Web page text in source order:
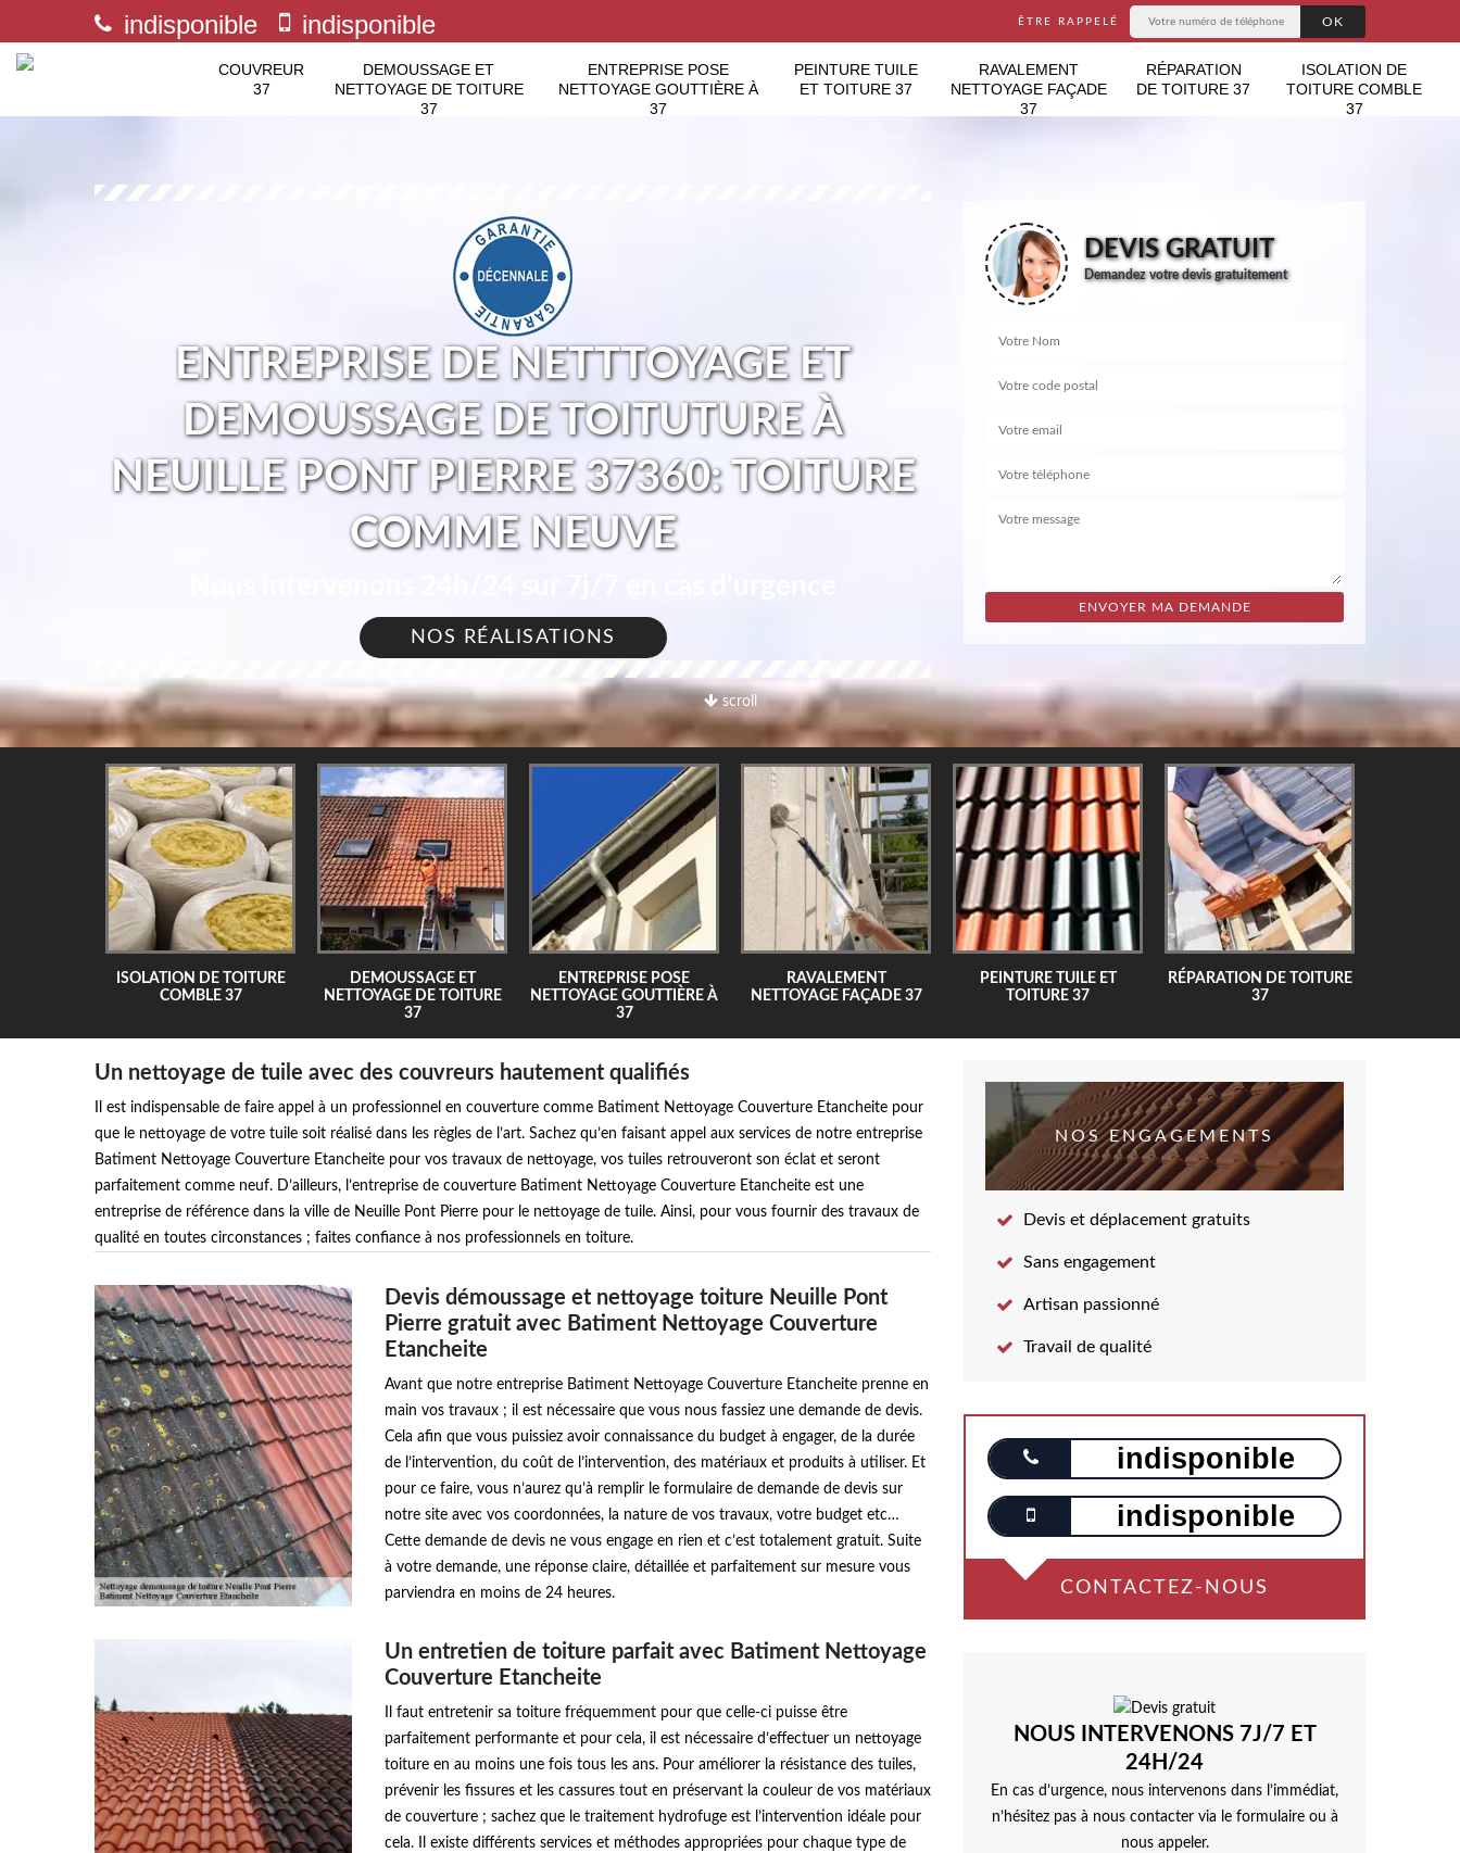
indisponible indisponible ÊTRE RAPPELÉ
COUVREUR
37
DEMOUSSAGE ET
NETTOYAGE DE TOITURE
37
ENTREPRISE POSE
NETTOYAGE GOUTTIÈRE À
37
PEINTURE TUILE
ET TOITURE 37
RAVALEMENT
NETTOYAGE FAÇADE
37
RÉPARATION
DE TOITURE 37
ISOLATION DE
TOITURE COMBLE
37
scroll
ENTREPRISE DE NETTTOYAGE ET
DEMOUSSAGE DE TOITUTURE À
NEUILLE PONT PIERRE 37360: TOITURE
COMME NEUVE
NOS RÉALISATIONS
DEVIS GRATUIT
Demandez votre devis gratuitement
ISOLATION DE TOITURE
COMBLE 37
DEMOUSSAGE ET
NETTOYAGE DE TOITURE
37
ENTREPRISE POSE
NETTOYAGE GOUTTIÈRE À
37
RAVALEMENT
NETTOYAGE FAÇADE 37
PEINTURE TUILE ET
TOITURE 37
RÉPARATION DE TOITURE
37
Un nettoyage de tuile avec des couvreurs hautement qualifiés
Il est indispensable de faire appel à un professionnel en couverture comme Batiment Nettoyage Couverture Etancheite pour
que le nettoyage de votre tuile soit réalisé dans les règles de l’art. Sachez qu’en faisant appel aux services de notre entreprise
Batiment Nettoyage Couverture Etancheite pour vos travaux de nettoyage, vos tuiles retrouveront son éclat et seront
parfaitement comme neuf. D’ailleurs, l’entreprise de couverture Batiment Nettoyage Couverture Etancheite est une
entreprise de référence dans la ville de Neuille Pont Pierre pour le nettoyage de tuile. Ainsi, pour vous fournir des travaux de
qualité en toutes circonstances ; faites confiance à nos professionnels en toiture.
Devis démoussage et nettoyage toiture Neuille Pont
Pierre gratuit avec Batiment Nettoyage Couverture
Etancheite
Avant que notre entreprise Batiment Nettoyage Couverture Etancheite prenne en
main vos travaux ; il est nécessaire que vous nous fassiez une demande de devis.
Cela afin que vous puissiez avoir connaissance du budget à engager, de la durée
de l’intervention, du coût de l’intervention, des matériaux et produits à utiliser. Et
pour ce faire, vous n’aurez qu’à remplir le formulaire de demande de devis sur
notre site avec vos coordonnées, la nature de vos travaux, votre budget etc…
Cette demande de devis ne vous engage en rien et c’est totalement gratuit. Suite
à votre demande, une réponse claire, détaillée et parfaitement sur mesure vous
parviendra en moins de 24 heures.
Un entretien de toiture parfait avec Batiment Nettoyage
Couverture Etancheite
Il faut entretenir sa toiture fréquemment pour que celle-ci puisse être
parfaitement performante et pour cela, il est nécessaire d’effectuer un nettoyage
toiture en au moins une fois tous les ans. Pour améliorer la résistance des tuiles,
prévenir les fissures et les cassures tout en préservant la couleur de vos matériaux
de couverture ; sachez que le traitement hydrofuge est l’intervention idéale pour
cela. Il existe différents services et méthodes appropriées pour chaque type de
NOS ENGAGEMENTS
Devis et déplacement gratuits
Sans engagement
Artisan passionné
Travail de qualité
indisponible
indisponible
CONTACTEZ-NOUS
NOUS INTERVENONS 7J/7 ET
24H/24
En cas d’urgence, nous intervenons dans l’immédiat,
n’hésitez pas à nous contacter via le formulaire ou à
nous appeler.